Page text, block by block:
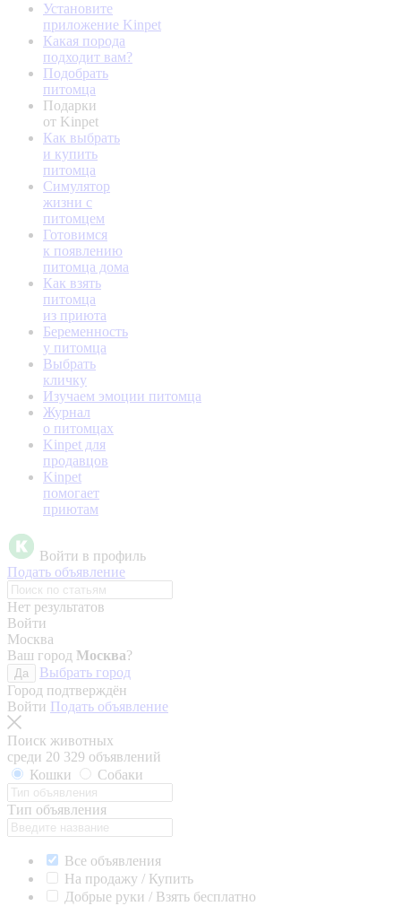
Установите
приложение Kinpet
Какая порода
подходит вам?
Подобрать
питомца
Подарки
от Kinpet
Как выбрать
и купить
питомца
Симулятор
жизни с
питомцем
Готовимся
к появлению
питомца дома
Как взять
питомца
из приюта
Беременность
у питомца
Выбрать
кличку
Изучаем эмоции питомца
Журнал
о питомцах
Kinpet для
продавцов
Kinpet
помогает
приютам
Войти в профиль
Подать объявление
Нет результатов
Войти
Москва
Ваш город Москва?
Да
Выбрать город
Город подтверждён
Войти Подать объявление
Поиск животных
среди 20 329 объявлений
Кошки
Собаки
Тип объявления
Все объявления
На продажу / Купить
Добрые руки / Взять бесплатно